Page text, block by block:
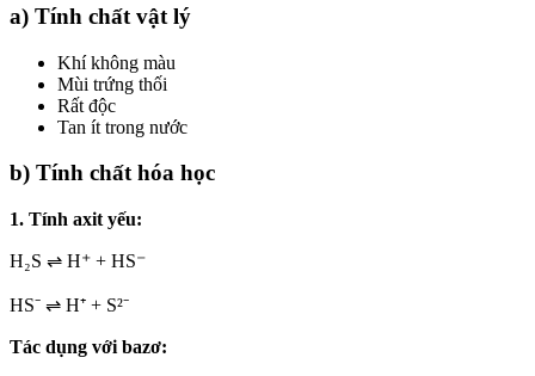
a) Tính chất vật lý
Khí không màu
Mùi trứng thối
Rất độc
Tan ít trong nước
b) Tính chất hóa học
1. Tính axit yếu:
H₂S ⇌ H⁺ + HS⁻
HS⁻ ⇌ H⁺ + S²⁻
Tác dụng với bazơ: